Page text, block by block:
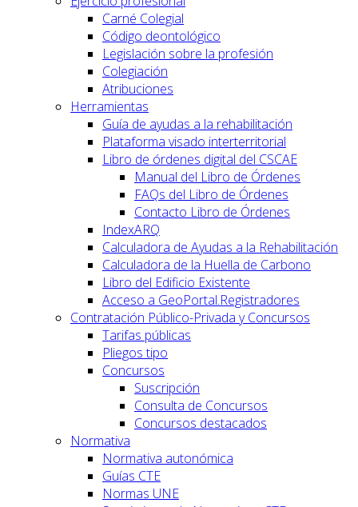
Carné Colegial
Código deontológico
Legislación sobre la profesión
Colegiación
Atribuciones
Herramientas
Guía de ayudas a la rehabilitación
Plataforma visado interterritorial
Libro de órdenes digital del CSCAE
Manual del Libro de Órdenes
FAQs del Libro de Órdenes
Contacto Libro de Órdenes
IndexARQ
Calculadora de Ayudas a la Rehabilitación
Calculadora de la Huella de Carbono
Libro del Edificio Existente
Acceso a GeoPortal.Registradores
Contratación Público-Privada y Concursos
Tarifas públicas
Pliegos tipo
Concursos
Suscripción
Consulta de Concursos
Concursos destacados
Normativa
Normativa autonómica
Guías CTE
Normas UNE